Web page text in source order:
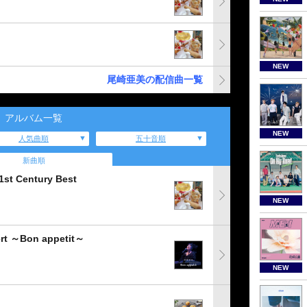
尾崎亜美の配信曲一覧
アルバム一覧
人気曲順 五十音順
新曲順
Century Best
～Bon appetit～
NEW
NEW
NEW
NEW